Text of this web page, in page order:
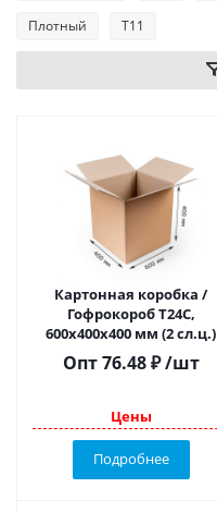
Плотный Т11
Картонная коробка /
Гофрокороб Т24С,
600х400х400 мм (2 сл.ц.)
Опт76.48 ₽ /шт
Цены
Подробнее